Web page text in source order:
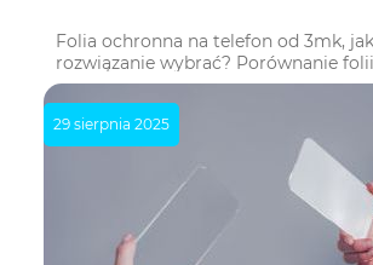
Folia ochronna na telefon od 3mk,
rozwiązanie wybrać? Porównanie folii
hydrożelowych, matowych i
które realnie chronią ekran.
29 sierpnia 2025